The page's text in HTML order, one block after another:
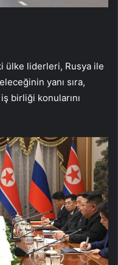
ülke liderleri, Rusya ile
yanı sıra,
birliği konularını